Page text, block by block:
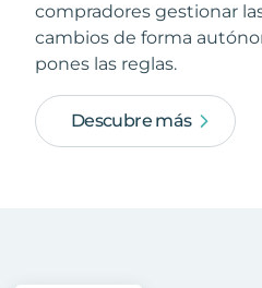
compradores gestionar
cambios de forma
pones las reglas.
Descubre más